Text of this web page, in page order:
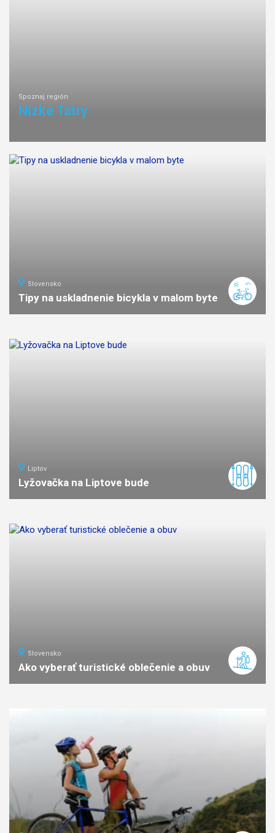
Spoznaj región
Nízke Tatry
Slovensko
Tipy na uskladnenie bicykla v malom byte
Liptov
Lyžovačka na Liptove bude
Slovensko
Ako vyberať turistické oblečenie a obuv